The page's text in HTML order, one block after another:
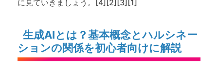
に見ていきましょう。[4][2][3][1]
生成AIとは？基本概念とハルシネー
ションの関係を初心者向けに解説